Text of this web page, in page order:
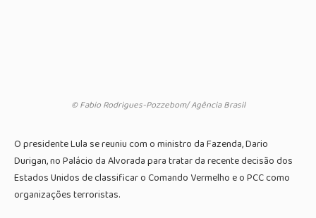
© Fabio Rodrigues-Pozzebom/ Agência Brasil
O presidente Lula se reuniu com o ministro da Fazenda, Dario
Durigan, no Palácio da Alvorada para tratar da recente decisão dos
Estados Unidos de classificar o Comando Vermelho e o PCC como
organizações terroristas.